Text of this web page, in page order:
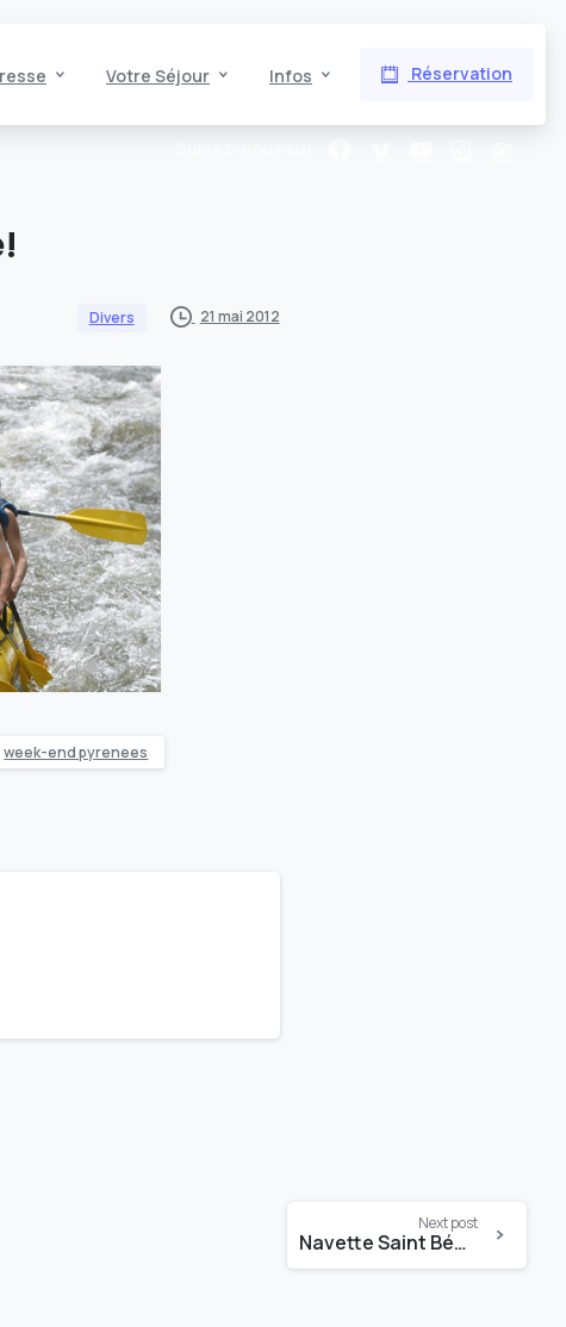
Votre Séjour Infos Réservation
Divers 21 mai 2012
week-end pyrenees
Next post
Navette Saint Béat-le Mourtis Samedi 26 mai